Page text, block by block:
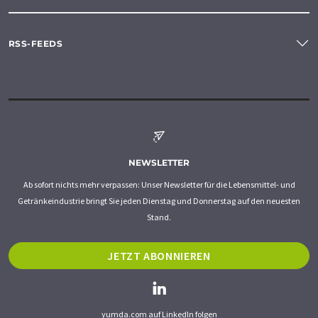
RSS-FEEDS
NEWSLETTER
Ab sofort nichts mehr verpassen: Unser Newsletter für die Lebensmittel- und
Getränkeindustrie bringt Sie jeden Dienstag und Donnerstag auf den neuesten
Stand.
JETZT ABONNIEREN
yumda.com auf LinkedIn folgen